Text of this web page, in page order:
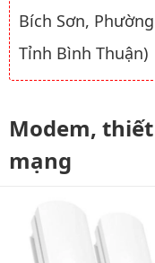
Bích Sơn,
Tỉnh Bình Thuận)
Modem,
mạng